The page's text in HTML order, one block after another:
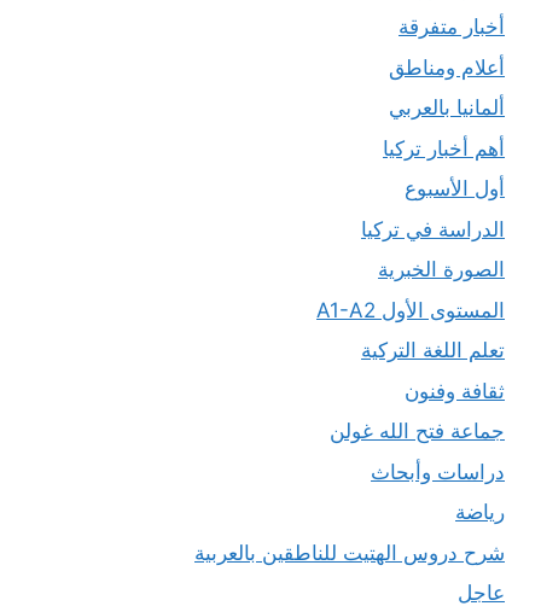
أخبار متفرقة
أعلام ومناطق
ألمانيا بالعربي
أهم أخبار تركيا
أول الأسبوع
الدراسة في تركيا
الصورة الخبرية
المستوى الأول A1-A2
تعلم اللغة التركية
ثقافة وفنون
جماعة فتح الله غولن
دراسات وأبحاث
رياضة
شرح دروس الهتيت للناطقين بالعربية
عاجل